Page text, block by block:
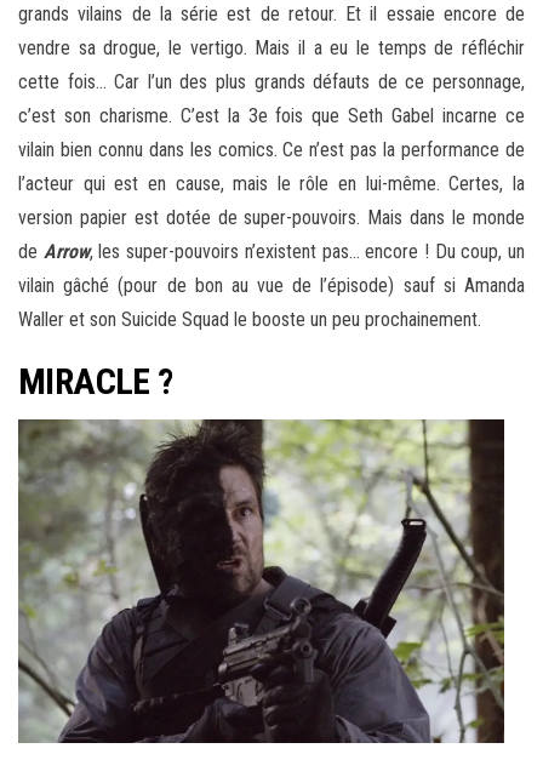
grands vilains de la série est de retour. Et il essaie encore de
vendre sa drogue, le vertigo. Mais il a eu le temps de réfléchir
cette fois… Car l’un des plus grands défauts de ce personnage,
c’est son charisme. C’est la 3e fois que Seth Gabel incarne ce
vilain bien connu dans les comics. Ce n’est pas la performance de
l’acteur qui est en cause, mais le rôle en lui-même. Certes, la
version papier est dotée de super-pouvoirs. Mais dans le monde
de Arrow, les super-pouvoirs n’existent pas… encore ! Du coup, un
vilain gâché (pour de bon au vue de l’épisode) sauf si Amanda
Waller et son Suicide Squad le booste un peu prochainement.
MIRACLE ?